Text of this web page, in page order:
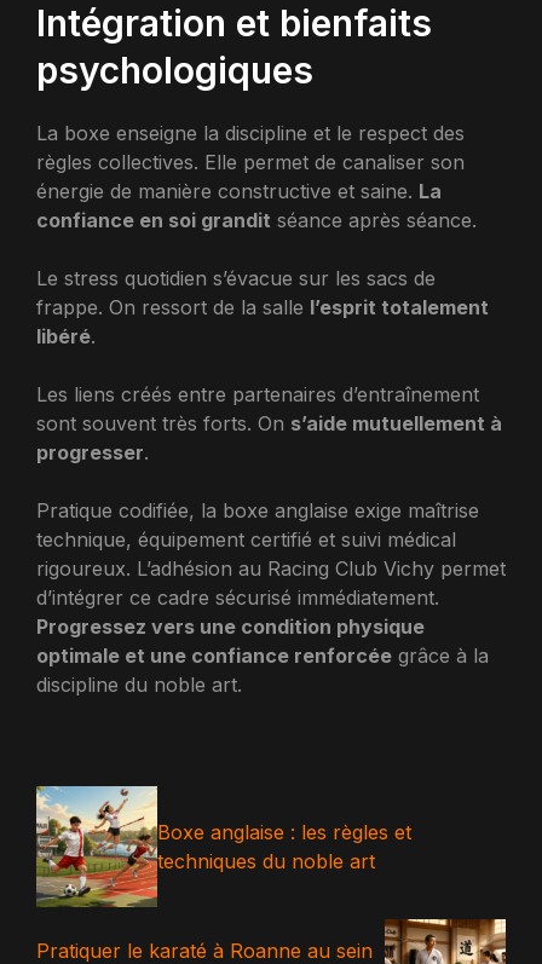
Intégration et bienfaits
psychologiques
La boxe enseigne la discipline et le respect des
règles collectives. Elle permet de canaliser son
énergie de manière constructive et saine. La
confiance en soi grandit séance après séance.
Le stress quotidien s’évacue sur les sacs de
frappe. On ressort de la salle l’esprit totalement
libéré.
Les liens créés entre partenaires d’entraînement
sont souvent très forts. On s’aide mutuellement à
progresser.
Pratique codifiée, la boxe anglaise exige maîtrise
technique, équipement certifié et suivi médical
rigoureux. L’adhésion au Racing Club Vichy permet
d’intégrer ce cadre sécurisé immédiatement.
Progressez vers une condition physique
optimale et une confiance renforcée grâce à la
discipline du noble art.
Boxe anglaise : les règles et
techniques du noble art
Pratiquer le karaté à Roanne au sein